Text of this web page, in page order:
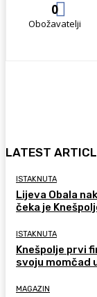
0
Obožavatelji
LATEST
ISTAKNUTA
Lijeva Obala
čeka je
ISTAKNUTA
Knešpolje prvi
svoju momčad
MAGAZIN